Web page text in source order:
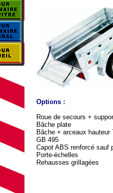
Options :
Roue de secours +
Bâche plate
Bâche + arceaux hauteur
GB 495
Capot ABS renforcé sauf
Porte-échelles
Rehausses grillagées